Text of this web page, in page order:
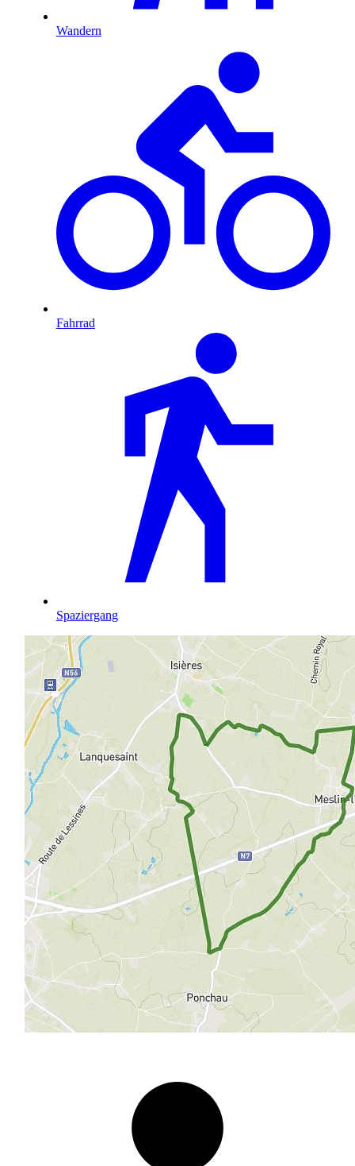
Wandern
Fahrrad
Spaziergang